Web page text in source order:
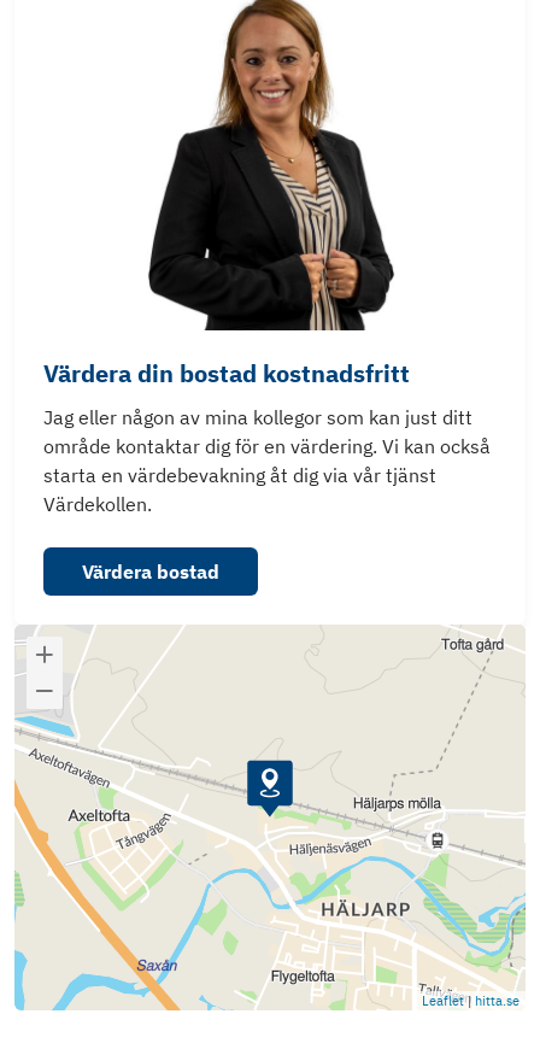
Värdera din bostad kostnadsfritt
Jag eller någon av mina kollegor som kan just ditt
område kontaktar dig för en värdering. Vi kan också
starta en värdebevakning åt dig via vår tjänst
Värdekollen.
Värdera bostad
Leaflet | hitta.se